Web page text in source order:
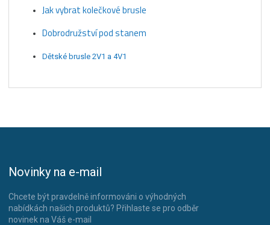
Jak vybrat kolečkové brusle
Dobrodružství pod stanem
Dětské brusle 2V1 a 4V1
Novinky na e-mail
Chcete být pravdelně informováni o výhodných
nabídkách našich produktů? Přihlaste se pro odběr
novinek na Váš e-mail